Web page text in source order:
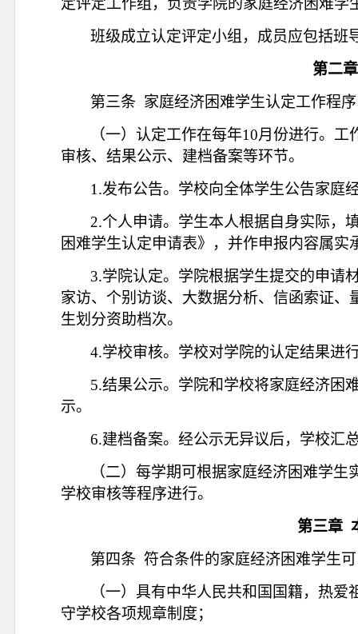
定评定工作组，负责学院的家庭经济困难
班级成立认定评定小组，成员应包括班
第二章
第三条 家庭经济困难学生认定工作程
（一）认定工作在每年10月份进行。工
审核、结果公示、建档备案等环节。
1.发布公告。学校向全体学生公告家庭
2.个人申请。学生本人根据自身实际，
困难学生认定申请表》，并作申报内容属实
3.学院认定。学院根据学生提交的申请
家访、个别访谈、大数据分析、信函索证
生划分资助档次。
4.学校审核。学校对学院的认定结果进
5.结果公示。学院和学校将家庭经济困
示。
6.建档备案。经公示无异议后，学校汇
（二）每学期可根据家庭经济困难学
学校审核等程序进行。
第三章
第四条 符合条件的家庭经济困难学生
（一） 具有中华人民共和国国籍， 热爱
守学校各项规章制度；